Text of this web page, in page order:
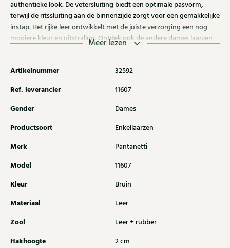
authentieke look. De vetersluiting biedt een optimale pasvorm,
terwijl de ritssluiting aan de binnenzijde zorgt voor een gemakkelijke
instap. Het rijke leer ontwikkelt met de juiste verzorging een nog
mooiere kleur en uitstraling. Ontdek ook de andere dames laarzen
Meer lezen
Artikelnummer 32592
Ref. leverancier 11607
Gender Dames
Productsoort Enkellaarzen
Merk Pantanetti
Model 11607
Kleur Bruin
Materiaal Leer
Zool Leer + rubber
Hakhoogte 2 cm